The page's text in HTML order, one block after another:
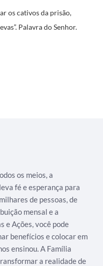
os cativos da prisão,
Palavra do Senhor.
os meios, a
fé e esperança para
de pessoas, de
mensal e a
e Ações, você pode
benefícios e colocar em
ensinou. A Família
a realidade de